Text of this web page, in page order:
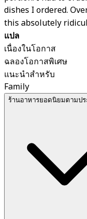
dishes I ordered.
this absolutely
แปล
เนื่องในโอกาส
ฉลองโอกาสพิเศษ
แนะนำสำหรับ
Family
ร้านอาหารยอดนิยมตามปร